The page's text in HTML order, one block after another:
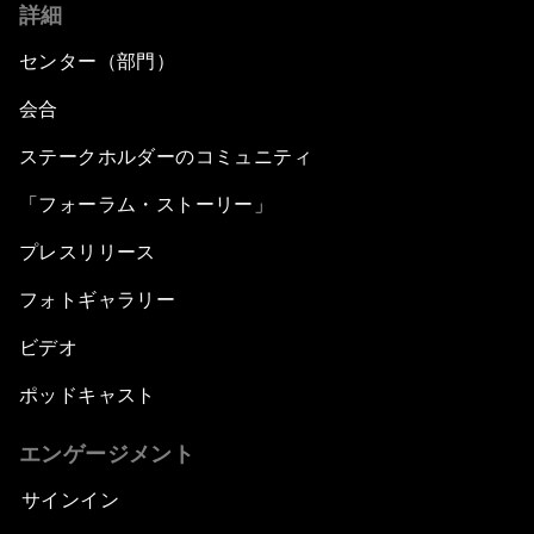
詳細
センター（部門）
会合
ステークホルダーのコミュニティ
「フォーラム・ストーリー」
プレスリリース
フォトギャラリー
ビデオ
ポッドキャスト
エンゲージメント
サインイン